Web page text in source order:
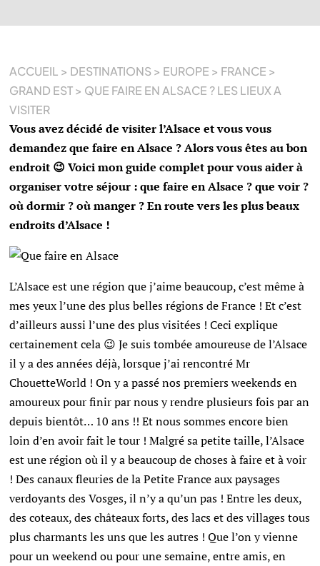
ACCUEIL > DESTINATIONS> EUROPE > FRANCE >
GRAND EST> QUE FAIRE EN ALSACE ? LES LIEUX A
VISITER
Vous avez décidé de visiter l’Alsace et vous vous
demandez que faire en Alsace ? Alors vous êtes au bon
endroit 😉 Voici mon guide complet pour vous aider à
organiser votre séjour : que faire en Alsace ? que voir ?
où dormir ? où manger ?En route vers les plus beaux
endroits d’Alsace !
L’Alsace est une région que j’aime beaucoup, c’est même à
mes yeux l’une des plus belles régions de France ! Et c’est
d’ailleurs aussi l’une des plus visitées ! Ceci explique
certainement cela 😉 Je suis tombée amoureuse de l’Alsace
il y a des années déjà, lorsque j’ai rencontré Mr
ChouetteWorld ! On y a passé nos premiers weekends en
amoureux pour finir par nous y rendre plusieurs fois par an
depuis bientôt… 10 ans !! Et nous sommes encore bien
loin d’en avoir fait le tour ! Malgré sa petite taille, l’Alsace
est une région où il y a beaucoup de choses à faire et à voir
! Des canaux fleuries de la Petite France aux paysages
verdoyants des Vosges, il n’y a qu’un pas ! Entre les deux,
des coteaux, des châteaux forts, des lacs et des villages tous
plus charmants les uns que les autres ! Que l’on y vienne
pour un weekend ou pour une semaine, entre amis, en